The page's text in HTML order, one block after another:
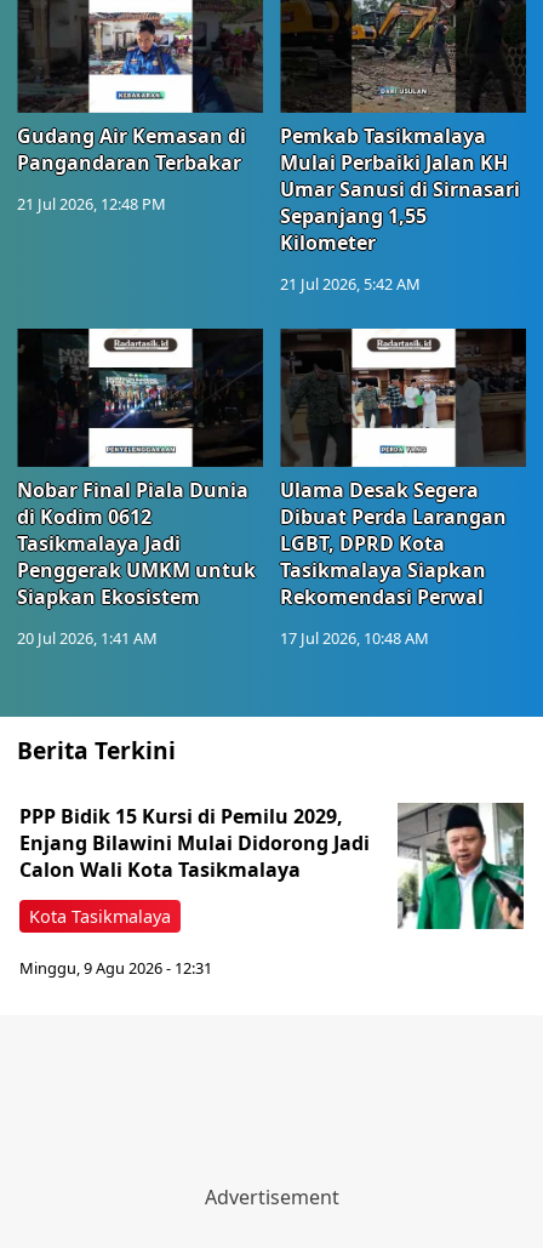
Gudang Air Kemasan di
Pangandaran Terbakar
21 Jul 2026, 12:48 PM
Pemkab Tasikmalaya
Mulai Perbaiki Jalan KH
Umar Sanusi di Sirnasari
Sepanjang 1,55
Kilometer
21 Jul 2026, 5:42 AM
Nobar Final Piala Dunia
di Kodim 0612
Tasikmalaya Jadi
Penggerak UMKM untuk
Siapkan Ekosistem
20 Jul 2026, 1:41 AM
Ulama Desak Segera
Dibuat Perda Larangan
LGBT, DPRD Kota
Tasikmalaya Siapkan
Rekomendasi Perwal
17 Jul 2026, 10:48 AM
Berita Terkini
Kota Tasikmalaya
PPP Bidik 15 Kursi di Pemilu 2029,
Enjang Bilawini Mulai Didorong Jadi
Calon Wali Kota Tasikmalaya
Minggu, 9 Agu 2026 - 12:31